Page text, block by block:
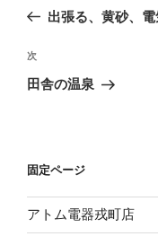
ビ
ゲ
ン
の
稿
出張る、黄砂、
次
の
次
田舎の温泉
固定ページ
アトム電器戎町店